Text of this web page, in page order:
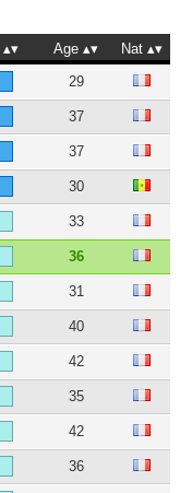
Age
Nat
29
37
37
30
33
36
31
40
42
35
42
36